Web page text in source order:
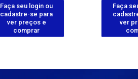
Faça seu login ou
cadastre-se para
ver preços e
comprar
Faça
ver